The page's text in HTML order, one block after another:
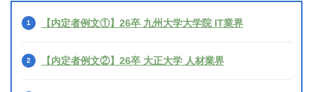
【内定者例文①】26卒 九州大学大学院 IT業界
【内定者例文②】26卒 大正大学 人材業界